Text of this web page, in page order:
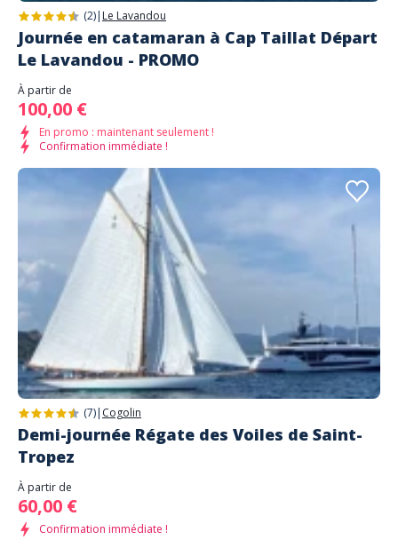
(2)| Le Lavandou
Journée en catamaran à Cap Taillat Départ
Le Lavandou - PROMO
À partir de
100,00 €
En promo : maintenant seulement !
Confirmation immédiate !
(7)| Cogolin
Demi-journée Régate des Voiles de Saint-
Tropez
À partir de
60,00 €
Confirmation immédiate !